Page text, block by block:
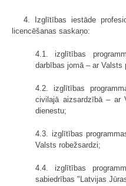
4. Izglītības iestāde
licencēšanas saskaņo:
4.1. izglītības
darbības jomā – ar Valsts
4.2. izglītības
civilajā aizsardzībā – ar
dienestu;
4.3. izglītības
Valsts robežsardzi;
4.4. izglītības
sabiedrības "Latvijas